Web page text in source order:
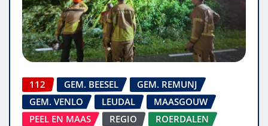
112 GEM. BEESEL
GEM. REMUNJ
GEM. VENLO
LEUDAL
MAASGOUW
PEEL EN MAAS
REGIO ROERDALEN